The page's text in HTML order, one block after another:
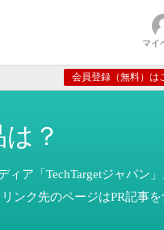
マイ
会員登録（無料）は
？
ア「TechTargetジャパン」
ンク先のページはPR記事を